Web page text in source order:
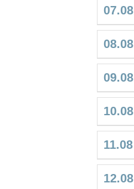
07.08
08.08
09.08
10.08
11.08
12.08